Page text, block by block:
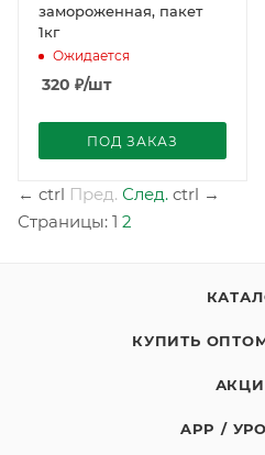
замороженная, пакет
1кг
Ожидается
320 ₽/шт
ПОД ЗАКАЗ
← ctrl Пред. След. ctrl →
Страницы: 1 2
КУПИТЬ
APP /